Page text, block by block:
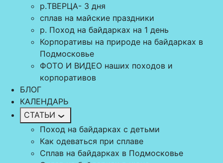
р.TВЕРЦА- 3 дня
сплав на майские праздники
р. Поход на байдарках на 1 день
Корпоративы на природе на байдарках в
Подмосковье
ФОТО И ВИДЕО наших походов и
корпоративов
БЛОГ
КАЛЕНДАРЬ
СТАТЬИ
Поход на байдарках с детьми
Как одеваться при сплаве
Сплав на байдарках в Подмосковье